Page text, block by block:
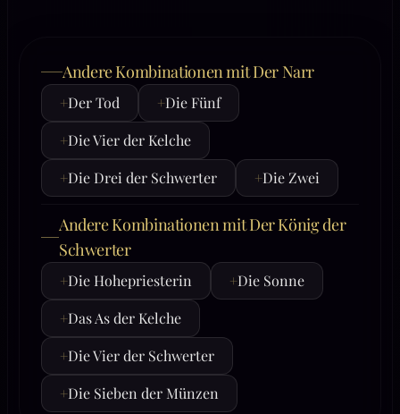
Andere Kombinationen mit Der Narr
+Der Tod +Die Fünf
+Die Vier der Kelche
+Die Drei der Schwerter +Die Zwei
Andere Kombinationen mit Der König der
Schwerter
+Die Hohepriesterin +Die Sonne
+Das As der Kelche
+Die Vier der Schwerter
+Die Sieben der Münzen